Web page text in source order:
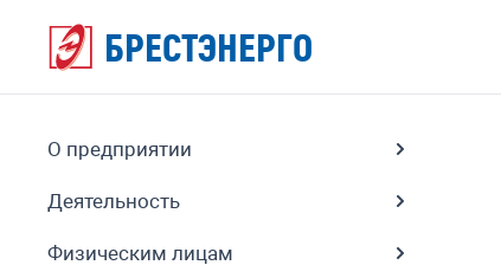
БРЕСТЭНЕРГО
О предприятии
Деятельность
Физическим лицам